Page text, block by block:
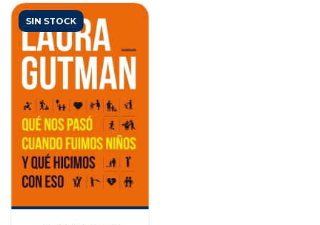
SIN STOCK